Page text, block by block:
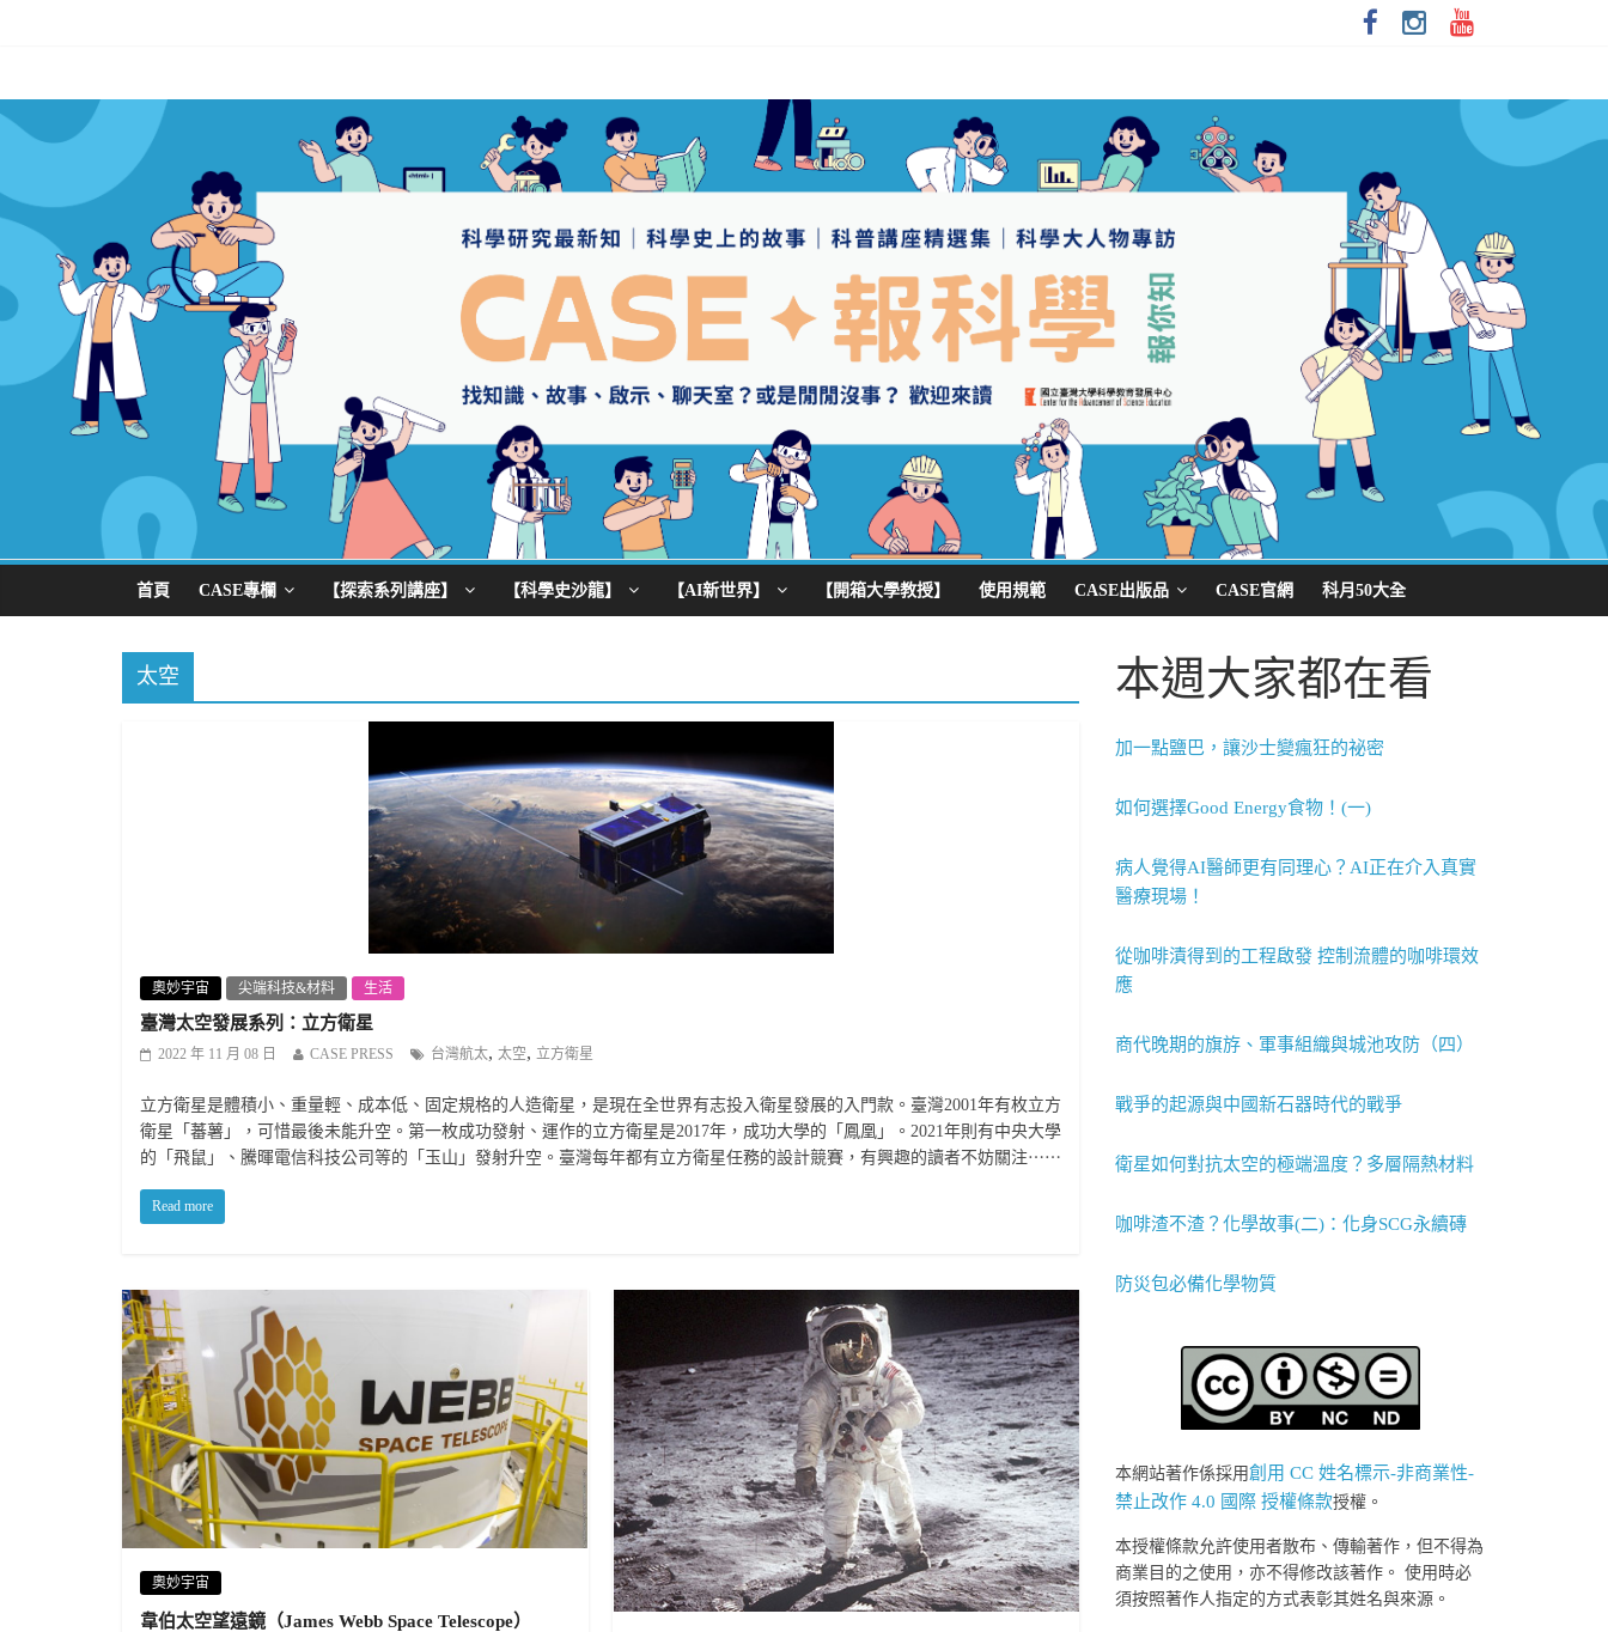
首頁 CASE專欄 【探索系列講座】 【科學史沙龍】 【AI新世界】 【開箱大學教授】 使用規範 CASE出版品 CASE官網 科月50大全
太空
奧妙宇宙 尖端科技&材料 生活
臺灣太空發展系列：立方衛星
2022 年 11 月 08 日 CASE PRESS 台灣航太, 太空, 立方衛星
立方衛星是體積小、重量輕、成本低、固定規格的人造衛星，是現在全世界有志投入衛星發展的入門款。臺灣2001年有枚立方
衛星「蕃薯」，可惜最後未能升空。第一枚成功發射、運作的立方衛星是2017年，成功大學的「鳳凰」。2021年則有中央大學
的「飛鼠」、騰暉電信科技公司等的「玉山」發射升空。臺灣每年都有立方衛星任務的設計競賽，有興趣的讀者不妨關注⋯⋯
Read more
奧妙宇宙
韋伯太空望遠鏡（James Webb Space Telescope）
本週大家都在看
加一點鹽巴，讓沙士變瘋狂的祕密
如何選擇Good Energy食物！(一)
病人覺得AI醫師更有同理心？AI正在介入真實
醫療現場！
從咖啡漬得到的工程啟發 控制流體的咖啡環效
應
商代晚期的旗斿、軍事組織與城池攻防（四）
戰爭的起源與中國新石器時代的戰爭
衛星如何對抗太空的極端溫度？多層隔熱材料
咖啡渣不渣？化學故事(二)：化身SCG永續磚
防災包必備化學物質
本網站著作係採用創用 CC 姓名標示-非商業性-
禁止改作 4.0 國際 授權條款授權。
本授權條款允許使用者散布、傳輸著作，但不得為
商業目的之使用，亦不得修改該著作。 使用時必
須按照著作人指定的方式表彰其姓名與來源。